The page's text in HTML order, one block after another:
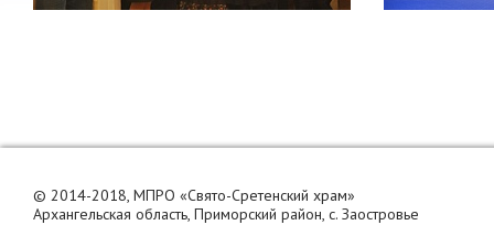
© 2014-2018, МПРО «Свято-Сретенский храм»
Архангельская область, Приморский район, с. Заостровье